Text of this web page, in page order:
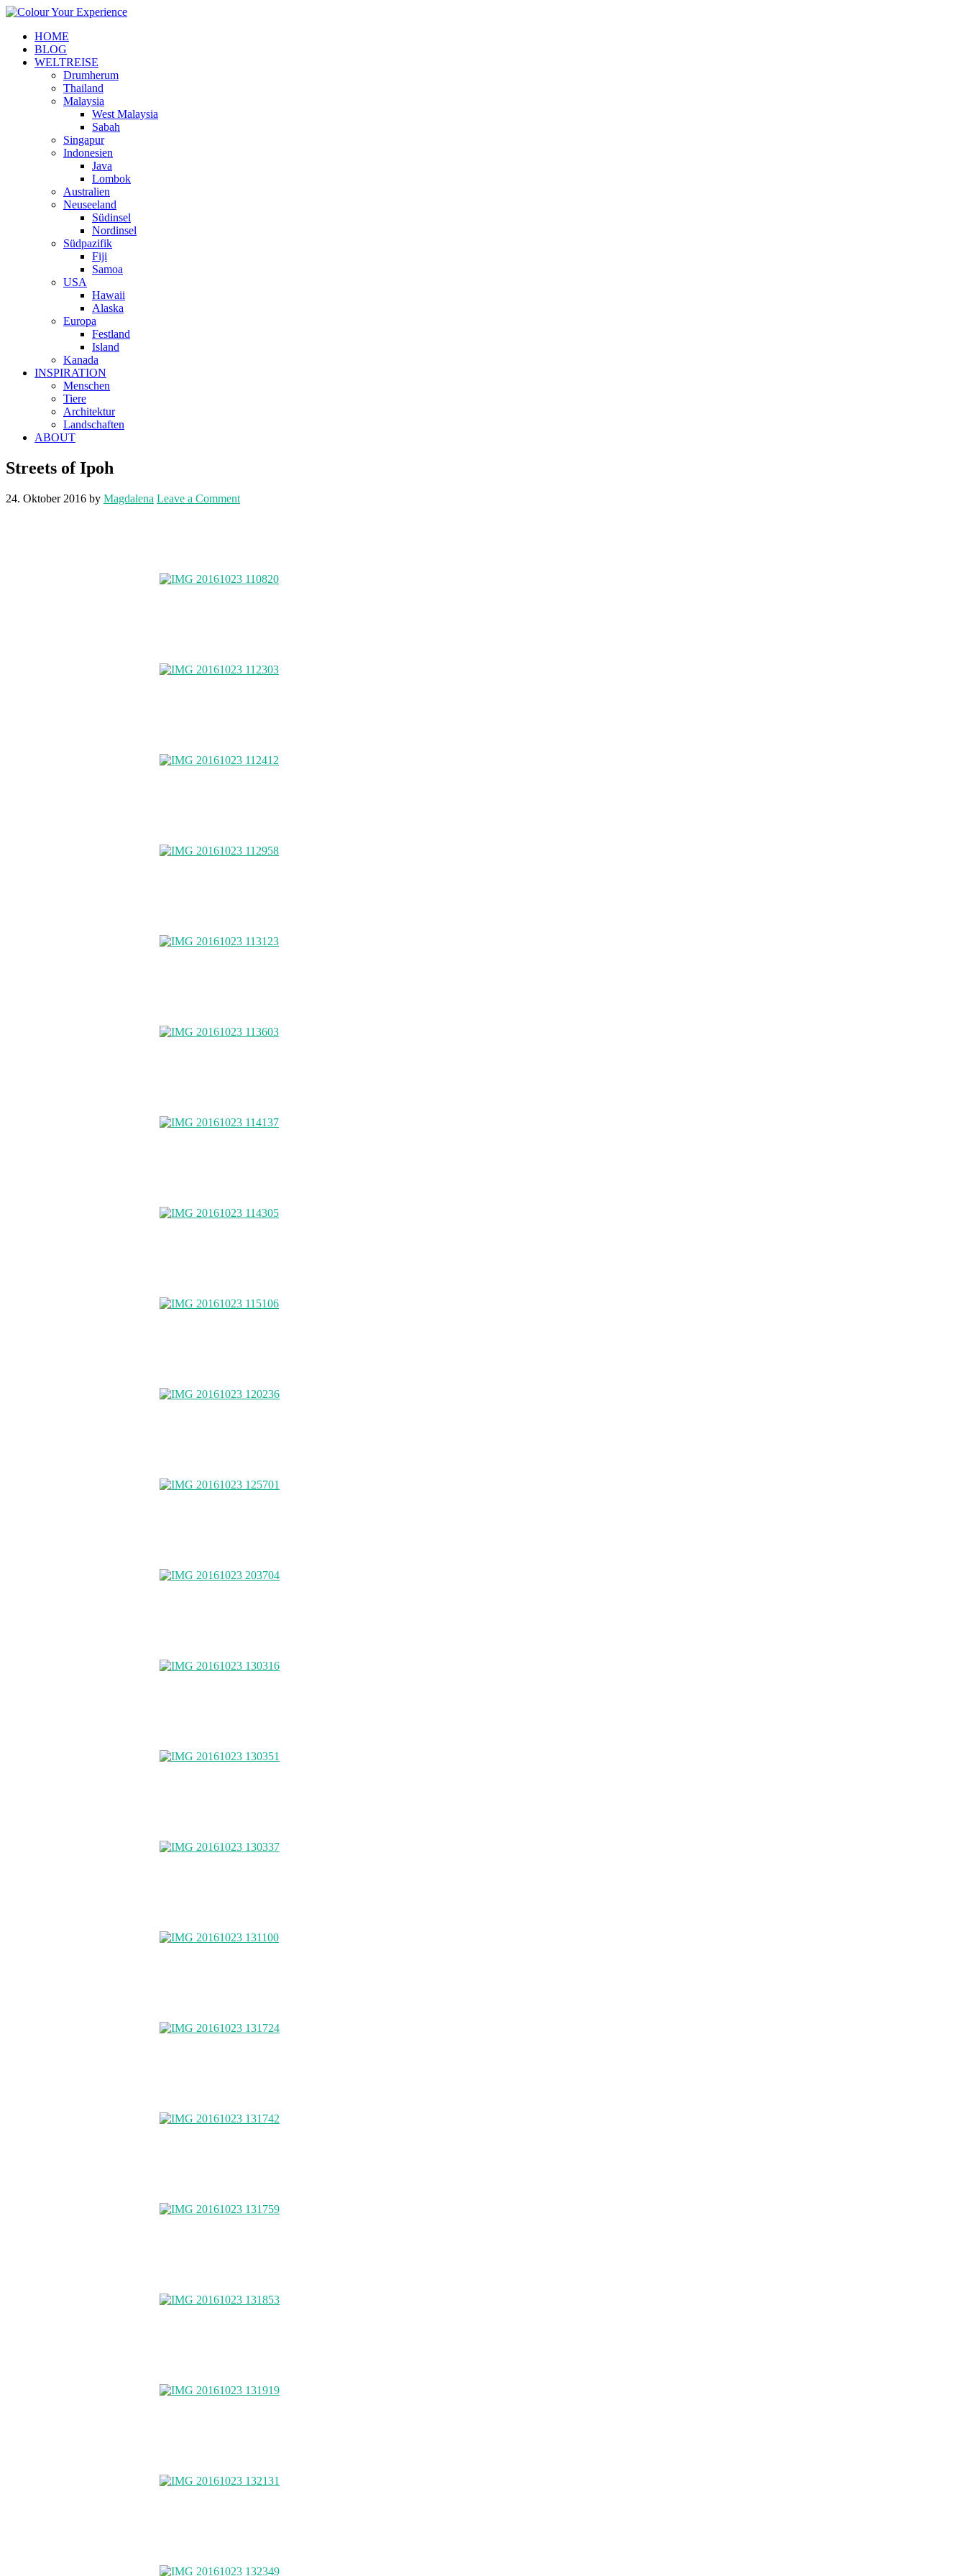
HOME
BLOG
WELTREISE
Drumherum
Thailand
Malaysia
West Malaysia
Sabah
Singapur
Indonesien
Java
Lombok
Australien
Neuseeland
Südinsel
Nordinsel
Südpazifik
Fiji
Samoa
USA
Hawaii
Alaska
Europa
Festland
Island
Kanada
INSPIRATION
Menschen
Tiere
Architektur
Landschaften
ABOUT
Streets of Ipoh
24. Oktober 2016 by Magdalena Leave a Comment